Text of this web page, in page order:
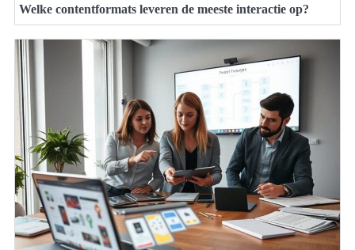
Welke contentformats leveren de meeste interactie op?